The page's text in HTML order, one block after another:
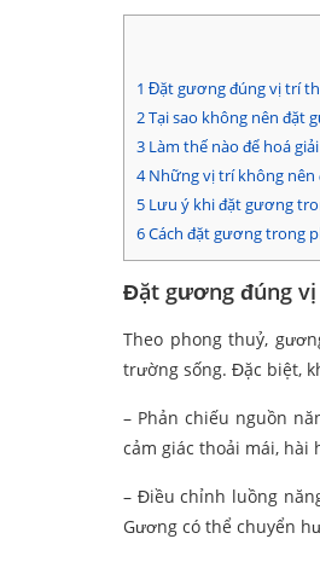
1 Đặt gương đúng vị trí
2Tại sao không nên đặt
3 Làm thế nào để hoá
4Những vị trí không nên
5 Lưu ý khi đặt gương
6Cách đặt gương trong
Đặt gương đúng
Theo phong thuỷ,
trường sống. Đặc biệt,
– Phản chiếu nguồn
cảm giác thoải mái, hài
– Điều chỉnh luồng
Gương có thể chuyển